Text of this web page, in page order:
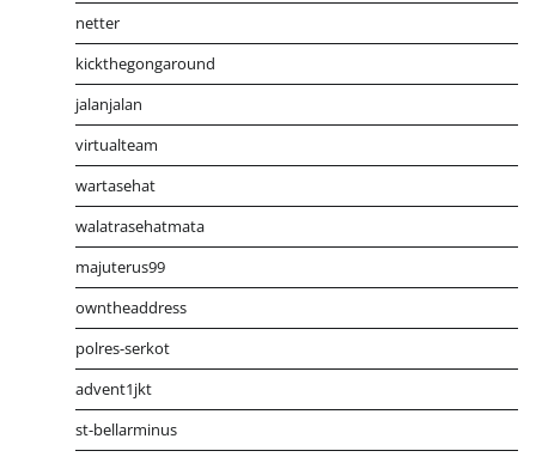
netter
kickthegongaround
jalanjalan
virtualteam
wartasehat
walatrasehatmata
majuterus99
owntheaddress
polres-serkot
advent1jkt
st-bellarminus